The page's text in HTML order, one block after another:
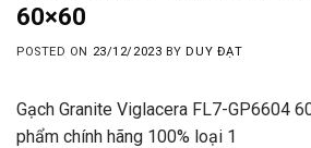
60×60
POSTED ON 23/12/2023 BYDUY ĐẠT
Gạch Granite Viglacera FL7-GP6604
phẩm chính hãng 100% loại 1